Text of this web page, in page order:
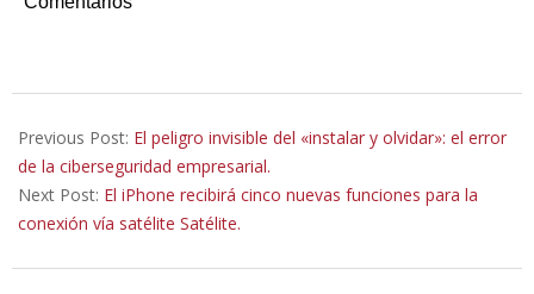
11-
10
Previous Post: El peligro invisible del «instalar y olvidar»: el error
de la ciberseguridad empresarial.
Next Post: El iPhone recibirá cinco nuevas funciones para la
conexión vía satélite Satélite.